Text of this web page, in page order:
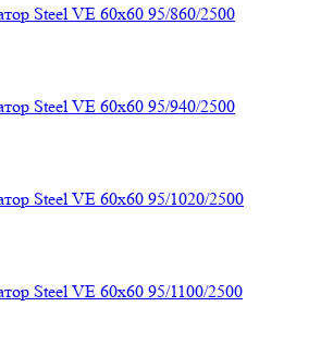
Steel VE 60х60 95/860/2500
Steel VE 60х60 95/940/2500
Steel VE 60х60 95/1020/2500
Steel VE 60х60 95/1100/2500